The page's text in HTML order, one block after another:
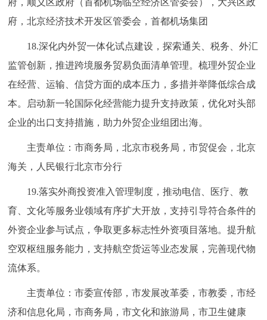
府，顺义区政府（首都机场临空经济区管委会），大兴区政
府，北京经济技术开发区管委会，首都机场集团
18.深化内外贸一体化试点建设，探索通关、税务、外汇
监管创新，推进跨境服务贸易负面清单管理。梳理外贸企业
在经营、运输、信贷方面的成本压力，多措并举降低综合成
本。启动新一轮国际化经营能力提升支持政策，优化对头部
企业的出口支持措施，助力外贸企业组团出海。
主责单位：市商务局，北京市税务局，市贸促会，北京
海关，人民银行北京市分行
19.落实外商投资准入管理制度，推动电信、医疗、教
育、文化等服务业领域有序扩大开放，支持引导符合条件的
外资企业参与试点，争取更多标志性外资项目落地。提升航
空双枢纽服务能力，支持航空货运等业态发展，完善现代物
流体系。
主责单位：市委宣传部，市发展改革委，市教委，市经
济和信息化局，市商务局，市文化和旅游局，市卫生健康